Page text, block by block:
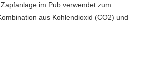
im Pub verwendet zum
aus Kohlendioxid (CO2) und